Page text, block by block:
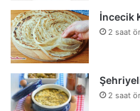
İncecik
2 saat
2 saat